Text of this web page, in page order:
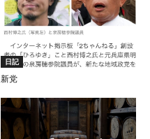
日記
新党